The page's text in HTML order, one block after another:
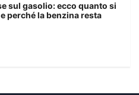
sul gasolio: ecco quanto si
perché la benzina resta